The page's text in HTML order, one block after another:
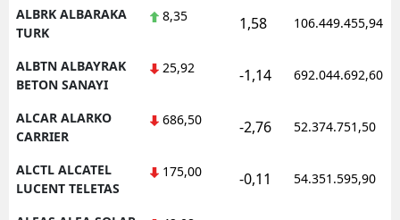
ALBRK ALBARAKA
TURK
8,35 1,58 106.449.455,94
ALBTN ALBAYRAK
BETON SANAYI
25,92 -1,14 692.044.692,60
ALCAR ALARKO
CARRIER
686,50 -2,76 52.374.751,50
ALCTL ALCATEL
LUCENT TELETAS
175,00 -0,11 54.351.595,90